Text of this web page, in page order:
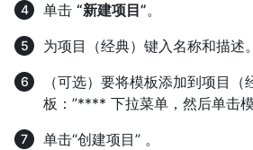
单击 “新建项目”。
为项目（经典）键入名称和描述。
（可选）要将模板添加到项目（
板：”**** 下拉菜单，然后单击模
单击“创建项目” 。